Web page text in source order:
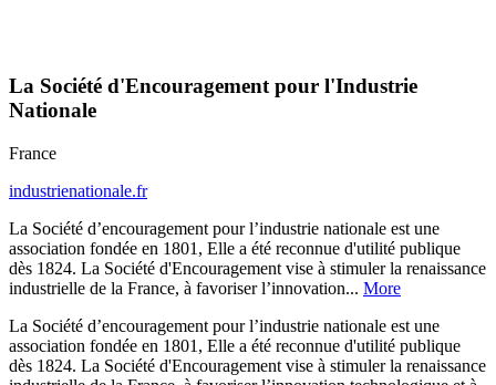
La Société d'Encouragement pour l'Industrie
Nationale
France
industrienationale.fr
La Société d’encouragement pour l’industrie nationale est une
association fondée en 1801, Elle a été reconnue d'utilité publique
dès 1824. La Société d'Encouragement vise à stimuler la renaissance
industrielle de la France, à favoriser l’innovation... More
La Société d’encouragement pour l’industrie nationale est une
association fondée en 1801, Elle a été reconnue d'utilité publique
dès 1824. La Société d'Encouragement vise à stimuler la renaissance